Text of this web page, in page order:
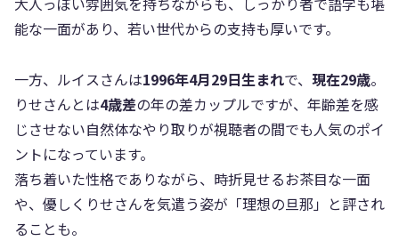
能な一面があり、若い世代からの支持も厚いです。
一方、ルイスさんは1996年4月29日生まれで、 現在29歳。
りせさんとは4歳差の年の差カップルですが、年齢差を感
じさせない自然体なやり取りが視聴者の間でも人気のポイ
ントになっています。
落ち着いた性格でありながら、時折見せるお茶目な一面
や、優しくりせさんを気遣う姿が「理想の旦那」と評され
ることも。